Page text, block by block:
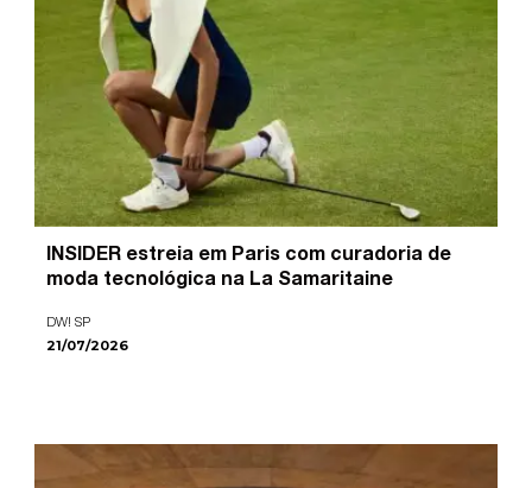
INSIDER estreia em Paris com curadoria de
moda tecnológica na La Samaritaine
DW! SP
21/07/2026